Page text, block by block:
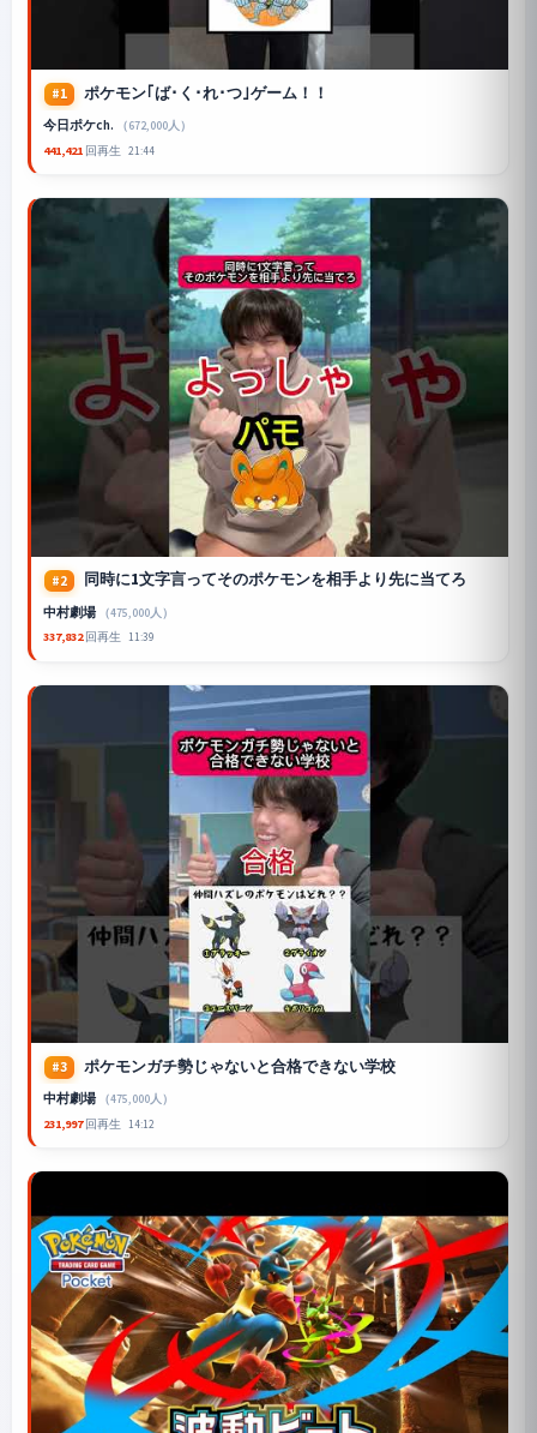
#1 ポケモン｢ば･く･れ･つ｣ゲーム！！
今日ポケch.
（672,000人）
441,421回再生 21:44
#2 同時に1文字言ってそのポケモンを相手より先に当てろ
中村劇場
（475,000人）
337,832回再生 11:39
#3 ポケモンガチ勢じゃないと合格できない学校
中村劇場
（475,000人）
231,997回再生 14:12